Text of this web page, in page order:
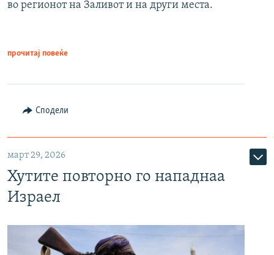
во регионот на Заливот и на други места.
прочитај повеќе
Сподели
март 29, 2026
Хутите повторно го нападнаа
Израел